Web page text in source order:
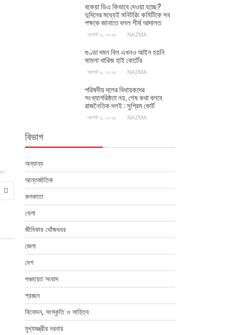
বকেয়া ডিএ কিভাবে দেওয়া হচ্ছে?
দুদিনের মধ্যেই মনিটরিং কমিটিকে সব
পক্ষকে জানাতে বলল শীর্ষ আদালত
আগস্ট ৬, ২০২৬ NAZMA
গুণ্ডা দমন বিল এখনও আইন হয়নি
মামলা খারিজ হাই কোর্টের
আগস্ট ৬, ২০২৬ NAZMA
পরিষদীয় দলের বিধায়কদের
সংখ্যাগরিষ্ঠতা নয়, শেষ কথা বলবে
রাজনৈতিক দলই : সুপ্রিম কোর্ট
আগস্ট ৬, ২০২৬ NAZMA
বিভাগ
অন্যান্য
আন্তর্জাতিক
কলকাতা
খেলা
জীবিকার খোঁজখবর
জেলা
দেশ
পঞ্চায়েত সংবাদ
প্রচ্ছদ
বিনোদন, সংস্কৃতি ও সাহিত্য
মুখ্যমন্ত্রীর দরবার